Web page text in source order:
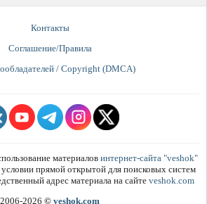
Контакты
Соглашение/Правила
/ Copyright (DMCA)
материалов интернет-сайта "veshok"
прямой открытой для поисковых систем
адрес материала на сайте veshok.com
2006-2026 © veshok.com